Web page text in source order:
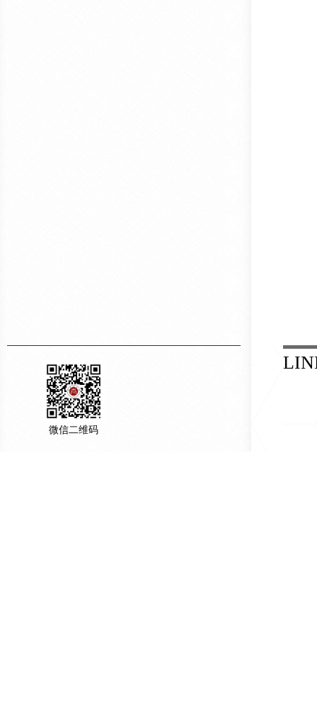
微信二维码